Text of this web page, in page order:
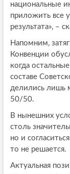
национальные
приложить все
результата», –
Напомним,
Конвенции
когда
составе
делились лишь
50/50.
В нынешних
столь
но и
то не решается.
Актуальная